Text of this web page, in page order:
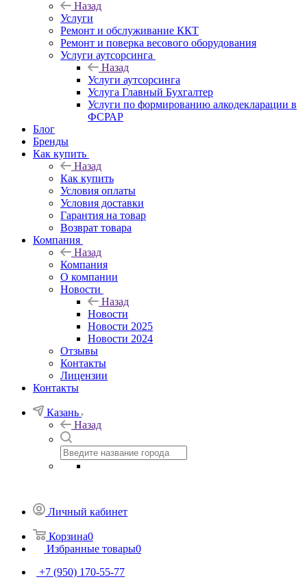
Назад
Услуги
Ремонт и обслуживание ККТ
Ремонт и поверка весового оборудования
Услуги аутсорсинга
Назад
Услуги аутсорсинга
Услуга Главный Бухгалтер
Услуги по формированию алкодекларации в
ФСРАР
Блог
Бренды
Как купить
Назад
Как купить
Условия оплаты
Условия доставки
Гарантия на товар
Возврат товара
Компания
Назад
Компания
О компании
Новости
Назад
Новости
Новости 2025
Новости 2024
Отзывы
Контакты
Лицензии
Контакты
Казань
Назад
Личный кабинет
Корзина0
Избранные товары0
+7 (950) 170-55-77